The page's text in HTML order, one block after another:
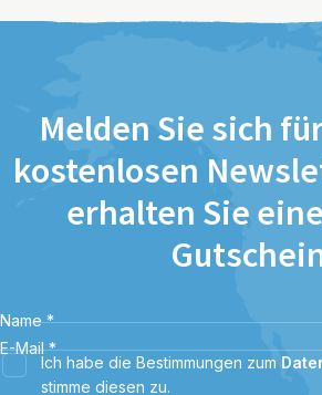
Melden Sie sich
kostenlosen
erhalten Sie
Name *
E-Mail *
Ich habe die Bestimmungen zum
stimme diesen zu.